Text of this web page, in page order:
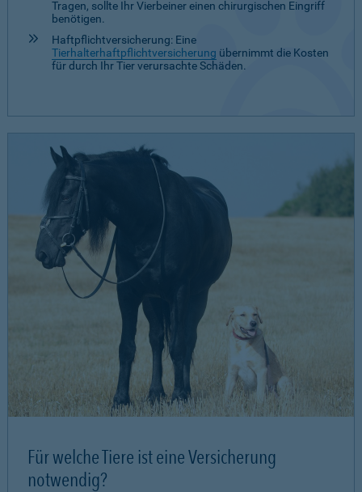
Tragen, sollte Ihr Vierbeiner einen chirurgischen Eingriff
benötigen.
Haftpflichtversicherung: Eine
Tierhalterhaftpflichtversicherung übernimmt die Kosten
für durch Ihr Tier verursachte Schäden.
Für welche Tiere ist eine Versicherung
notwendig?